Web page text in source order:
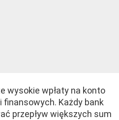
wysokie wpłaty na konto
Każdy bank
przepływ większych sum